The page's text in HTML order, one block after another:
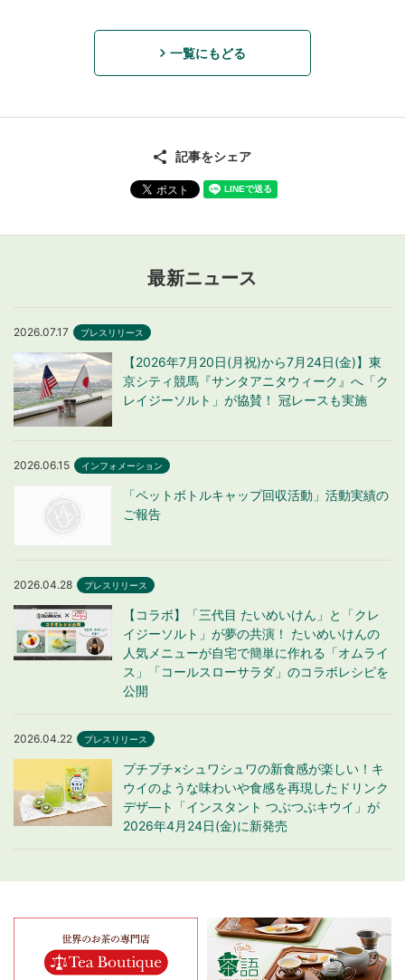
一覧にもどる
記事をシェア
最新ニュース
2026.07.17 プレスリリース
【2026年7月20日(月祝)から7月24日(金)】東
京シティ競馬『サンタアニタウィーク』へ「ク
レイジーソルト」が協賛！ 冠レースも実施
2026.06.15 インフォメーション
「ペットボトルキャップ回収活動」活動実績の
ご報告
2026.04.28 プレスリリース
【コラボ】「三代目 たいめいけん」と「クレ
イジーソルト」が夢の共演！ たいめいけんの
人気メニューが自宅で簡単に作れる「オムライ
ス」「コールスローサラダ」のコラボレシピを
公開
2026.04.22 プレスリリース
プチプチ×シュワシュワの新食感が楽しい！キ
ウイのような味わいや食感を再現したドリンク
デザ―ト「インスタント つぶつぶキウイ」が
2026年4月24日(金)に新発売